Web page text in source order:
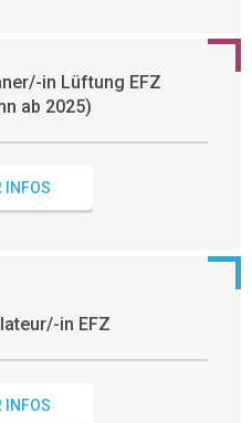
in Lüftung EFZ
ab 2025)
INFOS
in EFZ
INFOS